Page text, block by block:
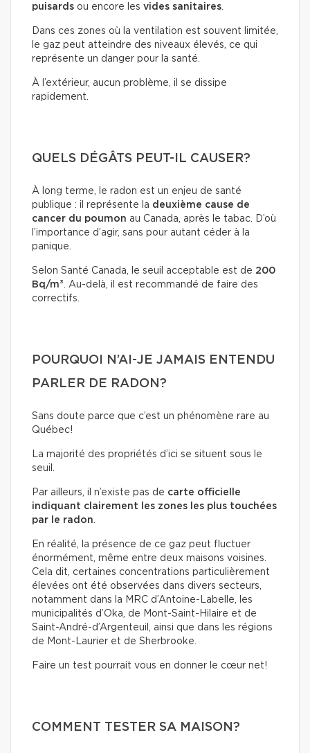
puisards ou encore les vides sanitaires
Dans ces zones où la ventilation est souvent limitée,
le gaz peut atteindre des niveaux élevés, ce qui
représente un danger pour la santé.
À l’extérieur, aucun problème, il se dissipe
rapidement.
QUELS DÉGÂTS PEUT-IL CAUSER?
À long terme, le radon est un enjeu de santé
publique : il représente la deuxième cause de
cancer du poumon au Canada, après le tabac. D’où
l’importance d’agir, sans pour autant céder à la
panique.
Selon Santé Canada, le seuil acceptable est de 200
Bq/m³ . Au-delà, il est recommandé de faire des
correctifs.
POURQUOI N’AI-JE JAMAIS ENTENDU
PARLER DE RADON?
Sans doute parce que c’est un phénomène rare au
Québec!
La majorité des propriétés d’ici se situent sous le
seuil.
Par ailleurs, il n’existe pas de carte officielle
indiquant clairement les zones les plus touchées
par le radon
En réalité, la présence de ce gaz peut fluctuer
énormément, même entre deux maisons voisines.
Cela dit, certaines concentrations particulièrement
élevées ont été observées dans divers secteurs,
notamment dans la MRC d’Antoine-Labelle, les
municipalités d’Oka, de Mont-Saint-Hilaire et de
Saint-André-d’Argenteuil, ainsi que dans les régions
de Mont-Laurier et de Sherbrooke.
Faire un test pourrait vous en donner le cœur net!
COMMENT TESTER SA MAISON?